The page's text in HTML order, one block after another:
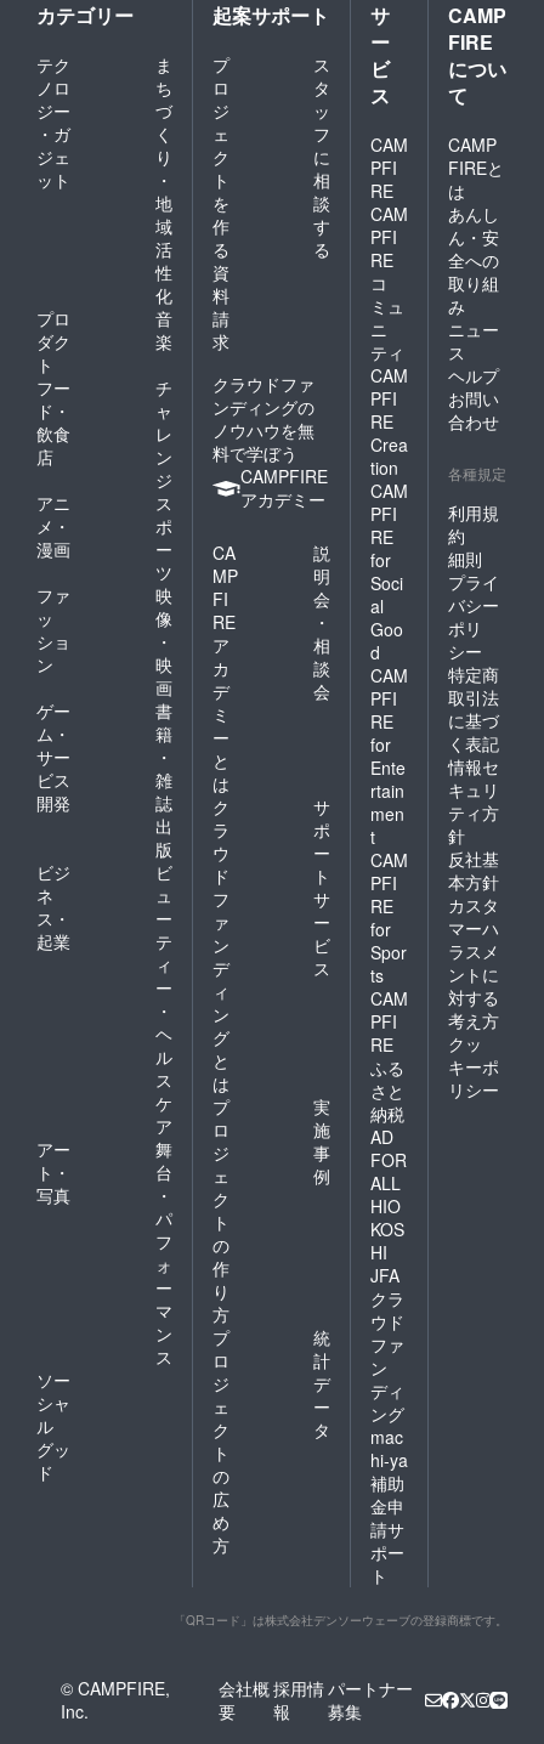
カテゴリー
テク
ノロ
ジー
・ガ
ジェ
ット
ま
ち
づ
く
り
・
地
域
活
性
化
プロ
ダク
ト
音
楽
フー
ド・
飲食
店
チ
ャ
レ
ン
ジ
アニ
メ・
漫画
ス
ポ
ー
ツ
ファ
ッ
ショ
ン
映
像
・
映
画
ゲー
ム・
サー
ビス
開発
書
籍
・
雑
誌
出
版
ビジ
ネ
ス・
起業
ビ
ュ
ー
テ
ィ
ー
・
ヘ
ル
ス
ケ
ア
アー
ト・
写真
舞
台
・
パ
フ
ォ
ー
マ
ン
ス
ソー
シャ
ル
グッ
ド
起案サポート
プ
ロ
ジ
ェ
ク
ト
を
作
る
ス
タ
ッ
フ
に
相
談
す
る
資
料
請
求
クラウドファ
ンディングの
ノウハウを無
料で学ぼう
CAMPFIRE
アカデミー
CA
MP
FI
RE
ア
カ
デ
ミ
ー
と
は
説
明
会
・
相
談
会
ク
ラ
ウ
ド
フ
ァ
ン
デ
ィ
ン
グ
と
は
サ
ポ
ー
ト
サ
ー
ビ
ス
プ
ロ
ジ
ェ
ク
ト
の
作
り
方
実
施
事
例
プ
ロ
ジ
ェ
ク
ト
の
広
め
方
統
計
デ
ー
タ
サ
ー
ビ
ス
CAM
PFI
RE
CAM
PFI
RE
コ
ミュ
ニ
ティ
CAM
PFI
RE
Crea
tion
CAM
PFI
RE
for
Soci
al
Goo
d
CAM
PFI
RE
for
Ente
rtain
men
t
CAM
PFI
RE
for
Spor
ts
CAM
PFI
RE
ふる
さと
納税
AD
FOR
ALL
HIO
KOS
HI
JFA
クラ
ウド
ファ
ン
ディ
ング
mac
hi-ya
補助
金申
請サ
ポー
ト
CAMP
FIRE
につい
て
CAMP
FIREと
は
あんし
ん・安
全への
取り組
み
ニュー
ス
ヘルプ
お問い
合わせ
各種規定
利用規
約
細則
プライ
バシー
ポリ
シー
特定商
取引法
に基づ
く表記
情報セ
キュリ
ティ方
針
反社基
本方針
カスタ
マーハ
ラスメ
ントに
対する
考え方
クッ
キーポ
リシー
「QRコード」は株式会社デンソーウェーブの登録商標です。
© CAMPFIRE,
Inc.
会社概
要
採用情
報
パートナー
募集